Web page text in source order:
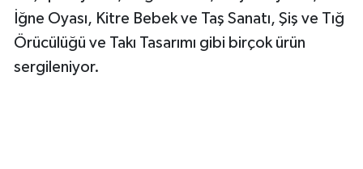
İğne Oyası, Kitre Bebek ve Taş Sanatı, Şiş ve Tığ
Örücülüğü ve Takı Tasarımı gibi birçok ürün
sergileniyor.